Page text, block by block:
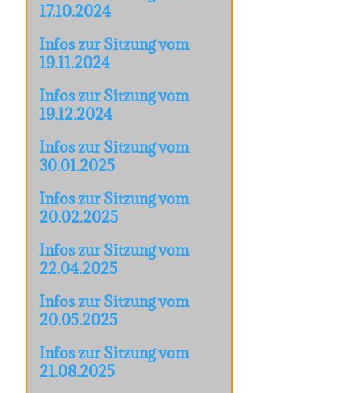
17.10.2024
Infos zur Sitzung vom
19.11.2024
Infos zur Sitzung vom
19.12.2024
Infos zur Sitzung vom
30.01.2025
Infos zur Sitzung vom
20.02.2025
Infos zur Sitzung vom
22.04.2025
Infos zur Sitzung vom
20.05.2025
Infos zur Sitzung vom
21.08.2025